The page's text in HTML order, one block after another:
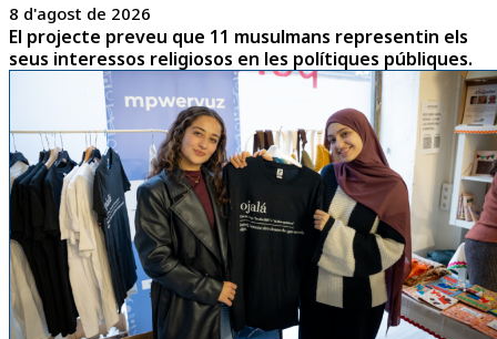
8 d'agost de 2026
El projecte preveu que 11 musulmans representin els
seus interessos religiosos en les polítiques públiques.